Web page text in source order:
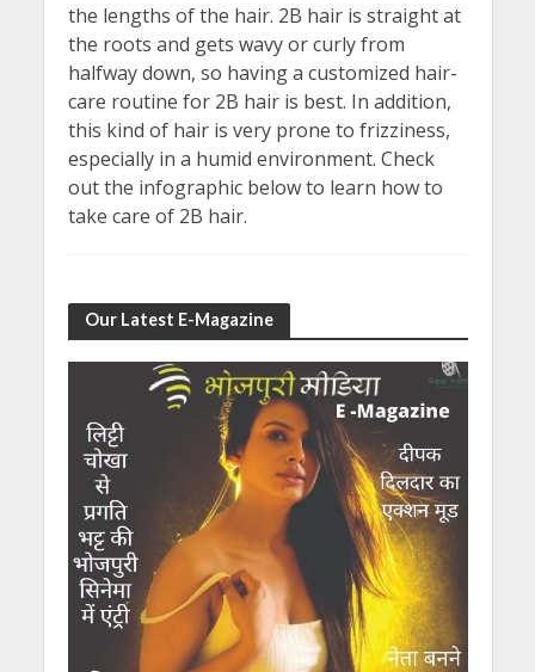
the lengths of the hair. 2B hair is straight at
the roots and gets wavy or curly from
halfway down, so having a customized hair-
care routine for 2B hair is best. In addition,
this kind of hair is very prone to frizziness,
especially in a humid environment. Check
out the infographic below to learn how to
take care of 2B hair.
Our Latest E-Magazine